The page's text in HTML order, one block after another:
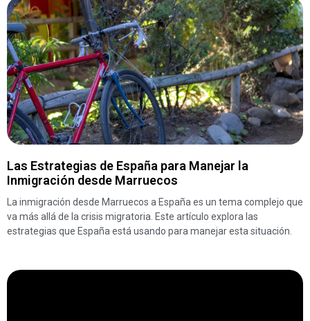
Las Estrategias de España para Manejar la
Inmigración desde Marruecos
La inmigración desde Marruecos a España es un tema complejo que
va más allá de la crisis migratoria. Este artículo explora las
estrategias que España está usando para manejar esta situación.